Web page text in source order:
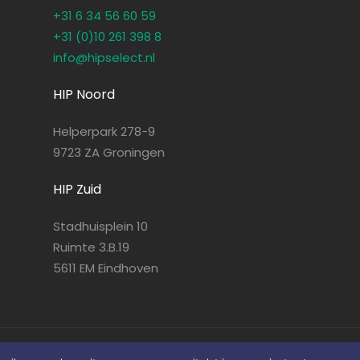
+31 6 34 56 60 59
+31 (0)10 261 398 8
info@hipselect.nl
HIP Noord
Helperpark 278-9
9723 ZA Groningen
HIP Zuid
Stadhuisplein 10
Ruimte 3.B.19
5611 EM Eindhoven